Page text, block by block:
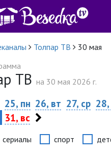
Толпар ТВ
30 мая
ТВ на 30 мая 2026 г.
25, пн 26, вт 27, ср
31, вс
сериалы спорт